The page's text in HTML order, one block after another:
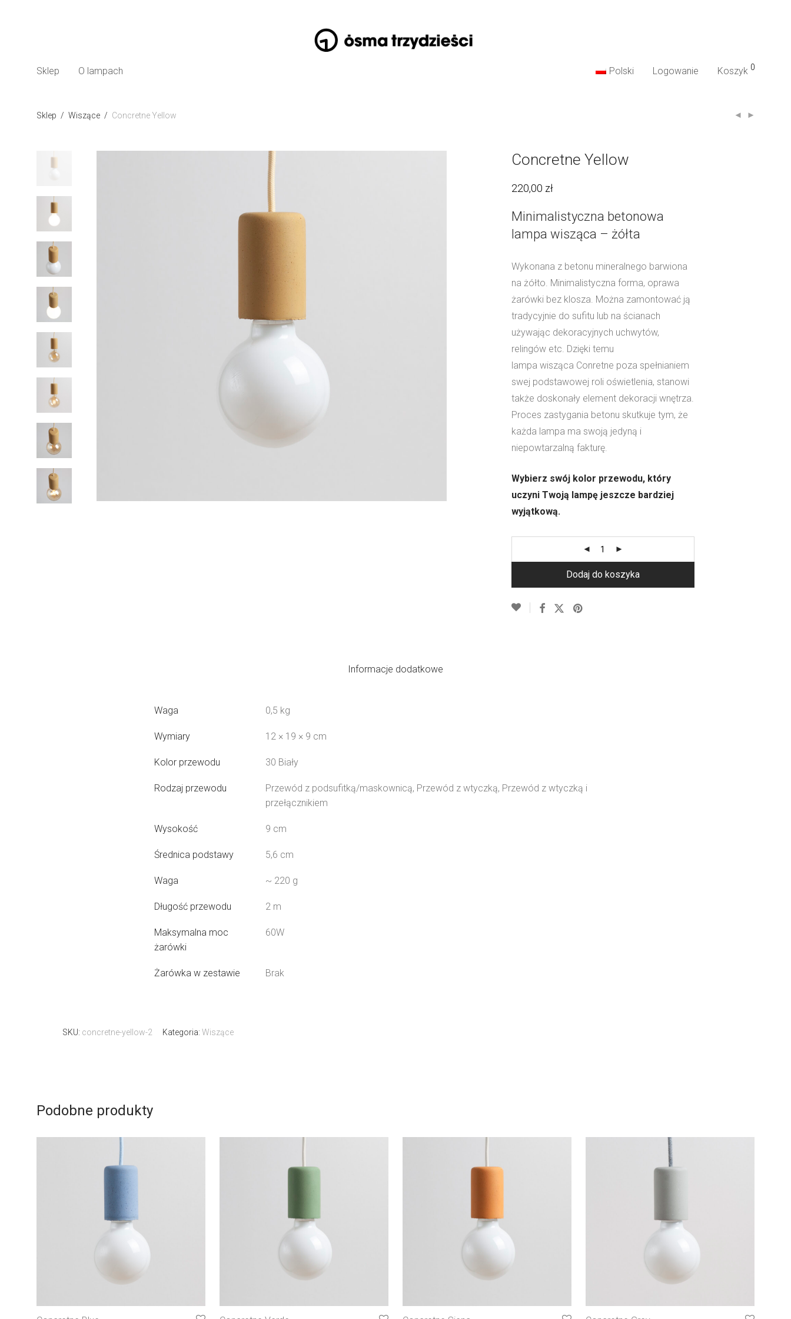
Sklep O lampach Polski Logowanie Koszyk 0
Sklep / Wiszące / Concretne Yellow
Concretne Yellow
220,00 zł
Minimalistyczna betonowa
lampa wisząca – żółta
Wykonana z betonu mineralnego barwiona
na żółto. Minimalistyczna forma, oprawa
żarówki bez klosza. Można zamontować ją
tradycyjnie do sufitu lub na ścianach
używając dekoracyjnych uchwytów,
relingów etc. Dzięki temu
lampa wisząca Conretne poza spełnianiem
swej podstawowej roli oświetlenia, stanowi
także doskonały element dekoracji wnętrza.
Proces zastygania betonu skutkuje tym, że
każda lampa ma swoją jedyną i
niepowtarzalną fakturę.
Wybierz swój kolor przewodu, który
uczyni Twoją lampę jeszcze bardziej
wyjątkową.
Dodaj do koszyka
Informacje dodatkowe
Waga 0,5 kg
Wymiary 12 × 19 × 9 cm
Kolor przewodu 30 Biały
Rodzaj przewodu
Przewód z podsufitką/maskownicą, Przewód z wtyczką, Przewód z wtyczką i
przełącznikiem
Wysokość 9 cm
Średnica podstawy 5,6 cm
Waga ~ 220 g
Długość przewodu 2 m
Maksymalna moc
żarówki
60W
Żarówka w zestawie Brak
SKU: concretne-yellow-2 Kategoria: Wiszące
Podobne produkty